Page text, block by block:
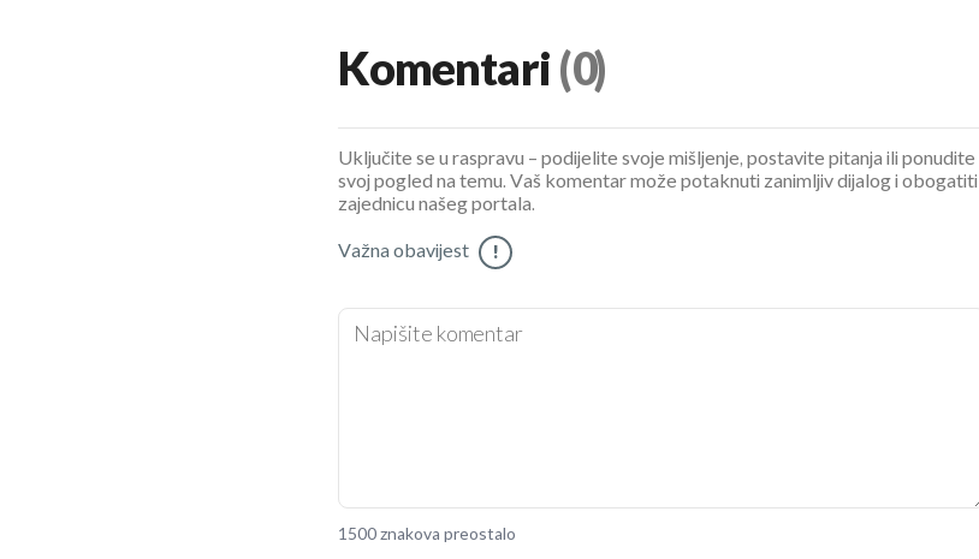
Komentari (0)
Uključite se u raspravu – podijelite svoje mišljenje, postavite pitanja ili ponudite
svoj pogled na temu. Vaš komentar može potaknuti zanimljiv dijalog i obogatiti
zajednicu našeg portala.
Važna obavijest !
1500 znakova preostalo